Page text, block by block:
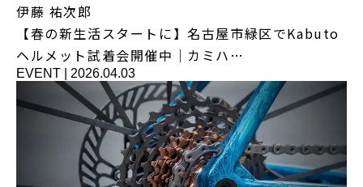
伊藤 祐次郎
【春の新生活スタートに】名古屋市緑区でKabuto
ヘルメット試着会開催中｜カミハ…
EVENT 2026.04.03